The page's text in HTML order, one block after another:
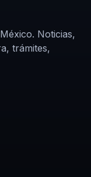
Noticias,
trámites,